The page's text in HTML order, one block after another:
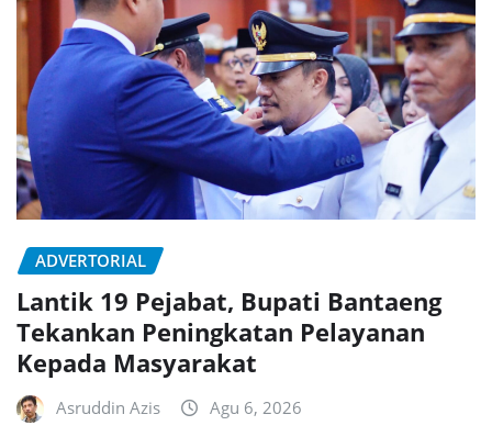
ADVERTORIAL
Lantik 19 Pejabat, Bupati Bantaeng
Tekankan Peningkatan Pelayanan
Kepada Masyarakat
Asruddin Azis Agu 6, 2026